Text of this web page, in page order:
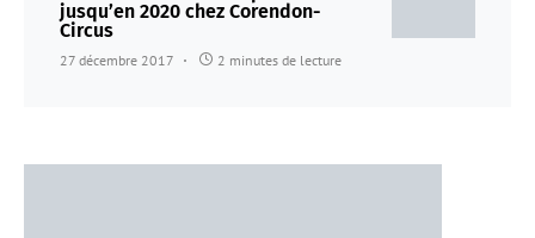
jusqu’en 2020 chez Corendon-
Circus
27 décembre 2017 2 minutes de lecture